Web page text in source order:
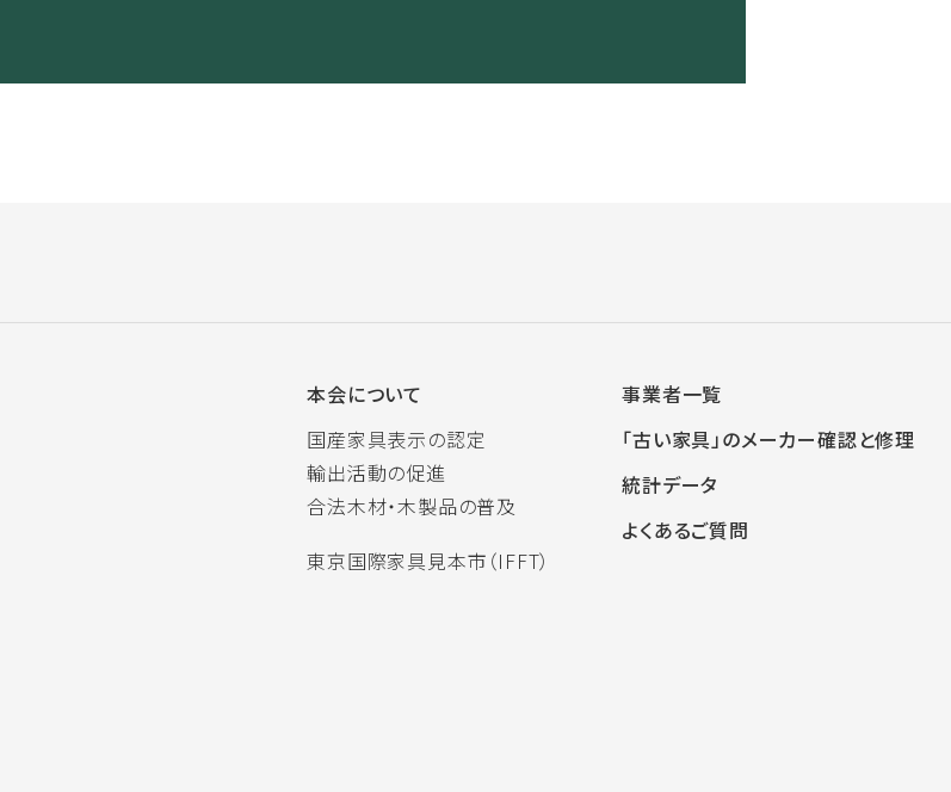
本会について
国産家具表示の認定
輸出活動の促進
合法木材・木製品の普及
東京国際家具見本市（IFFT）
事業者一覧
「古い家具」のメーカー確認と修理
統計データ
よくあるご質問